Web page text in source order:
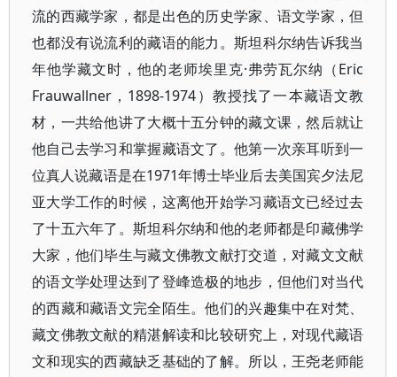
流的西藏学家，都是出色的历史学家、语文学家，但
也都没有说流利的藏语的能力。斯坦科尔纳告诉我当
年他学藏文时，他的老师埃里克·弗劳瓦尔纳（Eric
Frauwallner，1898-1974）教授找了一本藏语文教
材，一共给他讲了大概十五分钟的藏文课，然后就让
他自己去学习和掌握藏语文了。他第一次亲耳听到一
位真人说藏语是在1971年博士毕业后去美国宾夕法尼
亚大学工作的时候，这离他开始学习藏语文已经过去
了十五六年了。斯坦科尔纳和他的老师都是印藏佛学
大家，他们毕生与藏文佛教文献打交道，对藏文文献
的语文学处理达到了登峰造极的地步，但他们对当代
的西藏和藏语文完全陌生。他们的兴趣集中在对梵、
藏文佛教文献的精湛解读和比较研究上，对现代藏语
文和现实的西藏缺乏基础的了解。所以，王尧老师能